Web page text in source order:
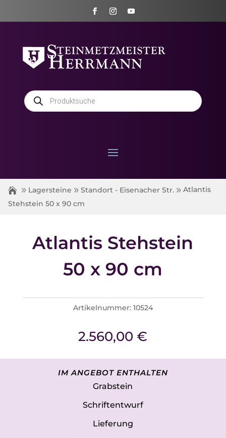
Products
search
Lagersteine Standort - Eisenacher Str.
Atlantis
Stehstein 50 x 90 cm
Atlantis Stehstein
50 x 90 cm
Artikelnummer: 10524
2.560,00€
IM ANGEBOT ENTHALTEN
Grabstein
Schriftentwurf
Lieferung